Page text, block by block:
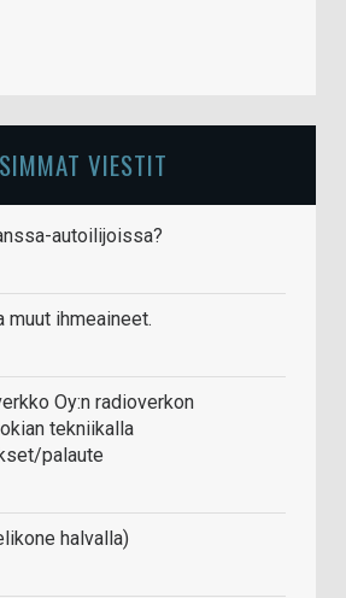
VIESTIT
autoilijoissa?
muut ihmeaineet.
Oy:n radioverkon
tekniikalla
palaute
halvalla)